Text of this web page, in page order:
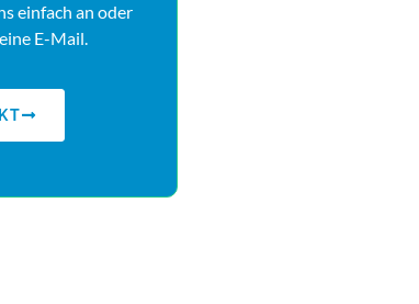
einfach an oder
E-Mail.